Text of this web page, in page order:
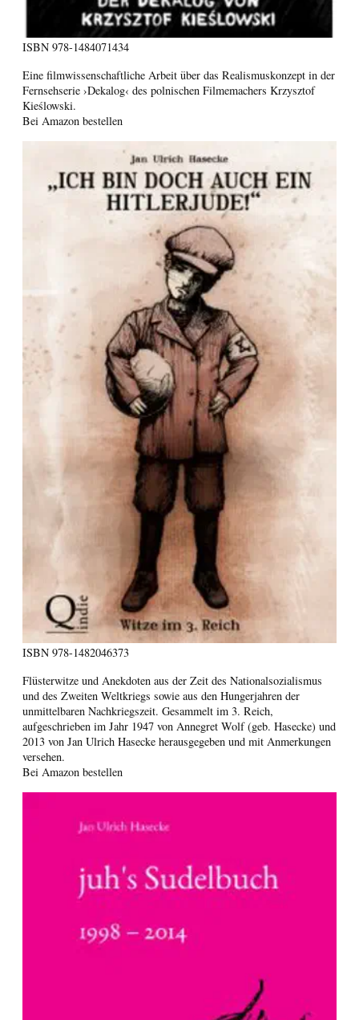
ISBN 978-1484071434
Eine filmwissenschaftliche Arbeit über das Realismuskonzept in der
Fernsehserie ›Dekalog‹ des polnischen Filmemachers Krzysztof
Kieślowski.
Bei Amazon bestellen
ISBN 978-1482046373
Flüsterwitze und Anekdoten aus der Zeit des Nationalsozialismus
und des Zweiten Weltkriegs sowie aus den Hungerjahren der
unmittelbaren Nachkriegszeit. Gesammelt im 3. Reich,
aufgeschrieben im Jahr 1947 von Annegret Wolf (geb. Hasecke) und
2013 von Jan Ulrich Hasecke herausgegeben und mit Anmerkungen
versehen.
Bei Amazon bestellen